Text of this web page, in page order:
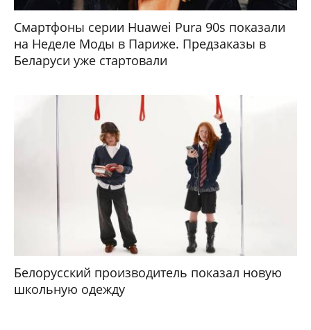
Смартфоны серии Huawei Pura 90s показали
на Неделе Моды в Париже. Предзаказы в
Беларуси уже стартовали
Белорусский производитель показал новую
школьную одежду